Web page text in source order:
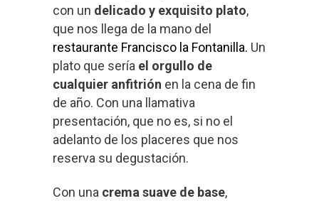
con un delicado y exquisito plato,
que nos llega de la mano del
restaurante Francisco la Fontanilla. Un
plato que sería el orgullo de
cualquier anfitrión en la cena de fin
de año. Con una llamativa
presentación, que no es, si no el
adelanto de los placeres que nos
reserva su degustación.
Con una crema suave de base,